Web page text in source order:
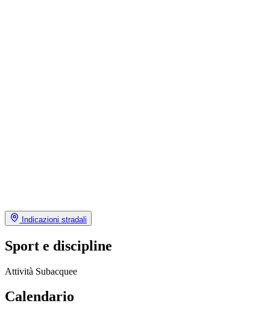
Indicazioni stradali
Sport e discipline
Attività Subacquee
Calendario